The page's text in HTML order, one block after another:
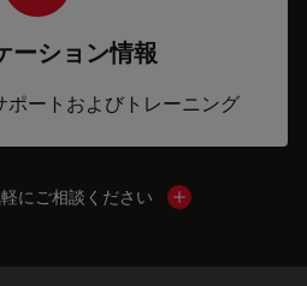
ーション情報
ポートおよびトレーニング
にご相談ください Show local